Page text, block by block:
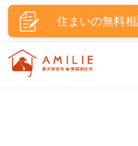
住まいの無料相